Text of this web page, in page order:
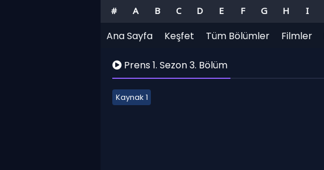
# A B C D E F G H I
Ana Sayfa Keşfet Tüm Bölümler Filmler
Prens 1. Sezon 3. Bölüm
Kaynak 1